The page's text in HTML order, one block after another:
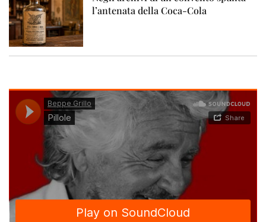
l’antenata della Coca-Cola